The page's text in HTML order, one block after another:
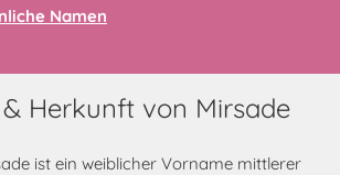
Namen
Herkunft von Mirsade
ist ein weiblicher Vorname mittlerer